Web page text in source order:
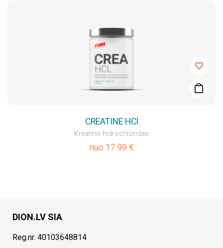
CREATINE HCl
Kreatino hidrochloridas
nuo 17.99 €
DION.LV SIA
Reg.nr. 40103648814